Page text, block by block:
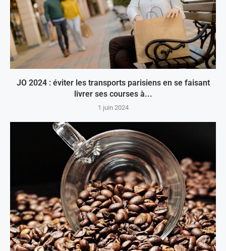
JO 2024 : éviter les transports parisiens en se faisant
livrer ses courses à...
1 juin 2024